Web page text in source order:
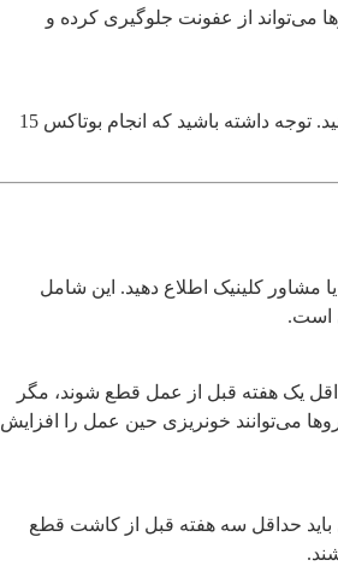
می‌تواند از عفونت جلوگیری کرده و
حداقل یک ماه قبل از کاشت، از انجام بوتاکس خودداری کنید. توجه داشته باشید که انجام بوتاکس 15
مشاور کلینیک اطلاع دهید. این شامل
است.
یک هفته قبل از عمل قطع شوند، مگر
می‌توانند خونریزی حین عمل را افزایش
باید حداقل سه هفته قبل از کاشت قطع